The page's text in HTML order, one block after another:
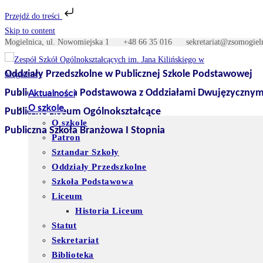
Przejdź do treści
Skip to content
Mogielnica, ul. Nowomiejska 1 +48 66 35 016
Oddziały Przedszkolne w Publicznej Szkole Podstawowej
Publiczna Szkoła Podstawowa z Oddziałami
Publiczne Liceum Ogólnokształcące
Publiczna Szkoła Branżowa I Stopnia
Aktualności
O szkole
O szkole
Patron
Sztandar Szkoły
Oddziały Przedszkolne
Szkoła Podstawowa
Liceum
Historia Liceum
Statut
Sekretariat
Biblioteka